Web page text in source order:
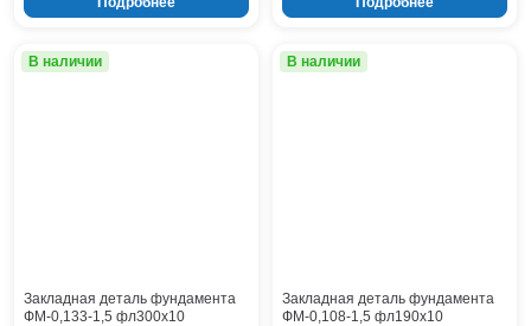
В наличии
Закладная деталь фундамента
ФМ-0,133-1,5 фл300x10
В наличии
Закладная деталь фундамента
ФМ-0,108-1,5 фл190x10